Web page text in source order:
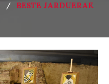
BESTE JARDUERAK